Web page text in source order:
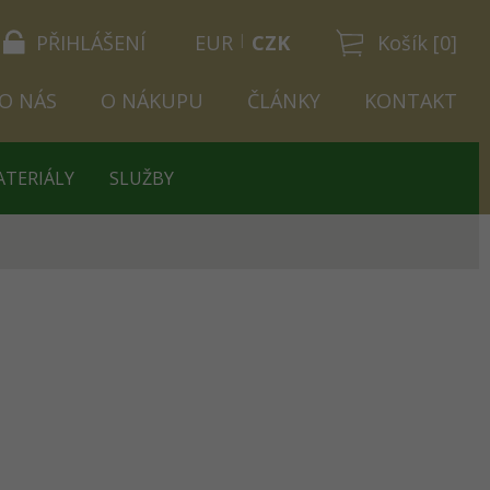
PŘIHLÁŠENÍ Košík [0]
EUR CZK
O NÁS O NÁKUPU ČLÁNKY KONTAKT
SLUŽBY